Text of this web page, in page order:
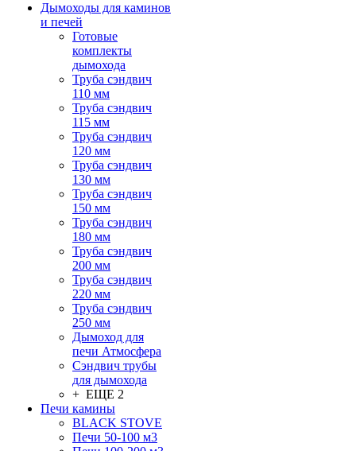
Дымоходы для каминов
и печей
Готовые
комплекты
дымохода
Труба сэндвич
110 мм
Труба сэндвич
115 мм
Труба сэндвич
120 мм
Труба сэндвич
130 мм
Труба сэндвич
150 мм
Труба сэндвич
180 мм
Труба сэндвич
200 мм
Труба сэндвич
220 мм
Труба сэндвич
250 мм
Дымоход для
печи Атмосфера
Сэндвич трубы
для дымохода
+ ЕЩЕ 2
Печи камины
BLACK STOVE
Печи 50-100 м3